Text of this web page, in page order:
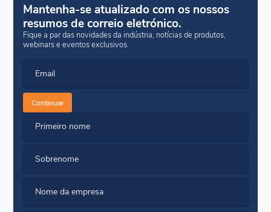
Mantenha-se atualizado com os nossos
resumos de correio eletrónico.
Fique a par das novidades da indústria, notícias de produtos,
webinars e eventos exclusivos.
Email
Continuar
Primeiro nome
Sobrenome
Nome da empresa